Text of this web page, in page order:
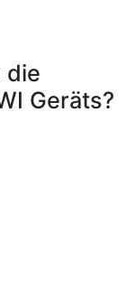
die
Geräts?